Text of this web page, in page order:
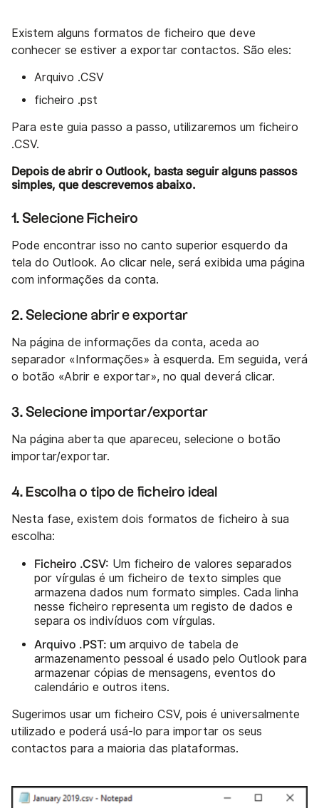
Existem alguns formatos de ficheiro que deve
conhecer se estiver a exportar contactos. São eles:
Arquivo .CSV
ficheiro .pst
Para este guia passo a passo, utilizaremos um ficheiro
.CSV.
Depois de abrir o Outlook, basta seguir alguns passos
simples, que descrevemos abaixo.
1. Selecione Ficheiro
Pode encontrar isso no canto superior esquerdo da
tela do Outlook. Ao clicar nele, será exibida uma página
com informações da conta.
2. Selecione abrir e exportar
Na página de informações da conta, aceda ao
separador «Informações» à esquerda. Em seguida, verá
o botão «Abrir e exportar», no qual deverá clicar.
3. Selecione importar/exportar
Na página aberta que apareceu, selecione o botão
importar/exportar.
4. Escolha o tipo de ficheiro ideal
Nesta fase, existem dois formatos de ficheiro à sua
escolha:
Ficheiro .CSV: Um ficheiro de valores separados
por vírgulas é um ficheiro de texto simples que
armazena dados num formato simples. Cada linha
nesse ficheiro representa um registo de dados e
separa os indivíduos com vírgulas.
Arquivo .PST: um arquivo de tabela de
armazenamento pessoal é usado pelo Outlook para
armazenar cópias de mensagens, eventos do
calendário e outros itens.
Sugerimos usar um ficheiro CSV, pois é universalmente
utilizado e poderá usá-lo para importar os seus
contactos para a maioria das plataformas.